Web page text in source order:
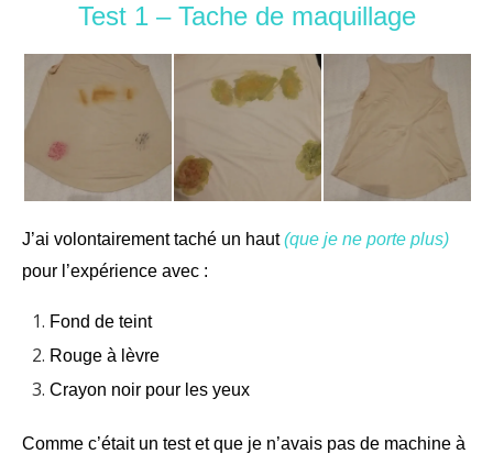
Test 1 – Tache de maquillage
J’ai volontairement taché un haut(que je ne porte plus)
pour l’expérience avec :
Fond de teint
Rouge à lèvre
Crayon noir pour les yeux
Comme c’était un test et que je n’avais pas de machine à